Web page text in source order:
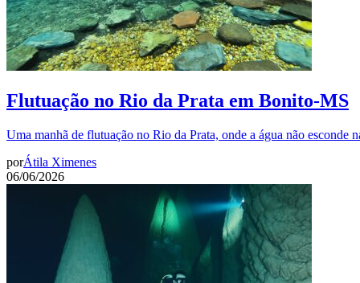
Flutuação no Rio da Prata em Bonito-MS
Uma manhã de flutuação no Rio da Prata, onde a água não esconde
porÁtila Ximenes
06/06/2026